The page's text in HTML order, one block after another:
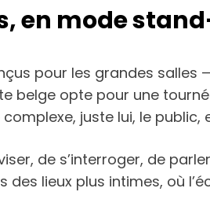
en mode
pour les grandes salles
belge opte pour une
juste lui, le public,
de s’interroger, de
des lieux plus intimes, où